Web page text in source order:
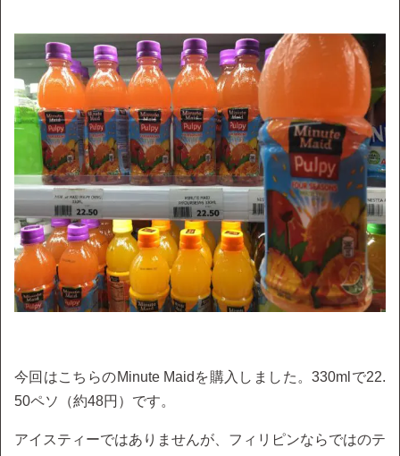
今回はこちらのMinute Maidを購入しました。330mlで22.
50ペソ（約48円）です。
アイスティーではありませんが、フィリピンならではのテ